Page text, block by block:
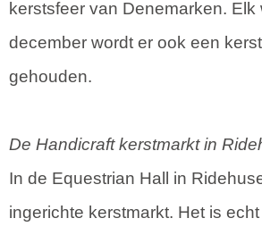
kerstsfeer van Denemarken. Elk
december wordt er ook een
gehouden.
De Handicraft kerstmarkt in
In de Equestrian Hall in
ingerichte kerstmarkt. Het is